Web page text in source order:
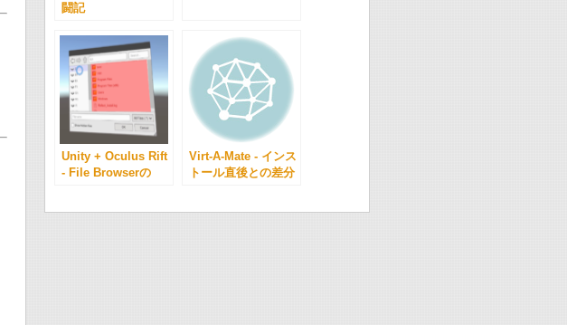
闘記
Unity + Oculus Rift
- File Browserの
Virt-A-Mate - インス
トール直後との差分